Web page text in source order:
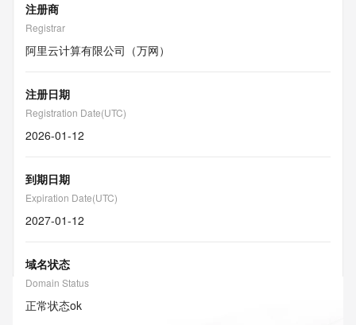
注册商
Registrar
阿里云计算有限公司（万网）
注册日期
Registration Date(UTC)
2026-01-12
到期日期
Expiration Date(UTC)
2027-01-12
域名状态
Domain Status
正常状态ok